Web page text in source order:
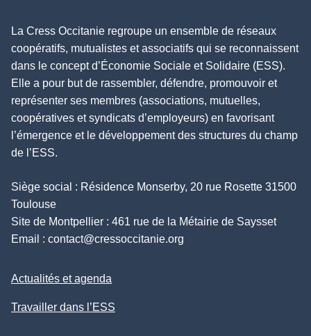
La Cress Occitanie regroupe un ensemble de réseaux
coopératifs, mutualistes et associatifs qui se reconnaissent
dans le concept d’Économie Sociale et Solidaire (ESS).
Elle a pour but de rassembler, défendre, promouvoir et
représenter ses membres (associations, mutuelles,
coopératives et syndicats d’employeurs) en favorisant
l’émergence et le développement des structures du champ
de l’ESS.
Siège social : Résidence Monserby, 20 rue Rosette 31500
Toulouse
Site de Montpellier : 461 rue de la Métairie de Saysset
Email : contact@cressoccitanie.org
Actualités et agenda
Travailler dans l’ESS